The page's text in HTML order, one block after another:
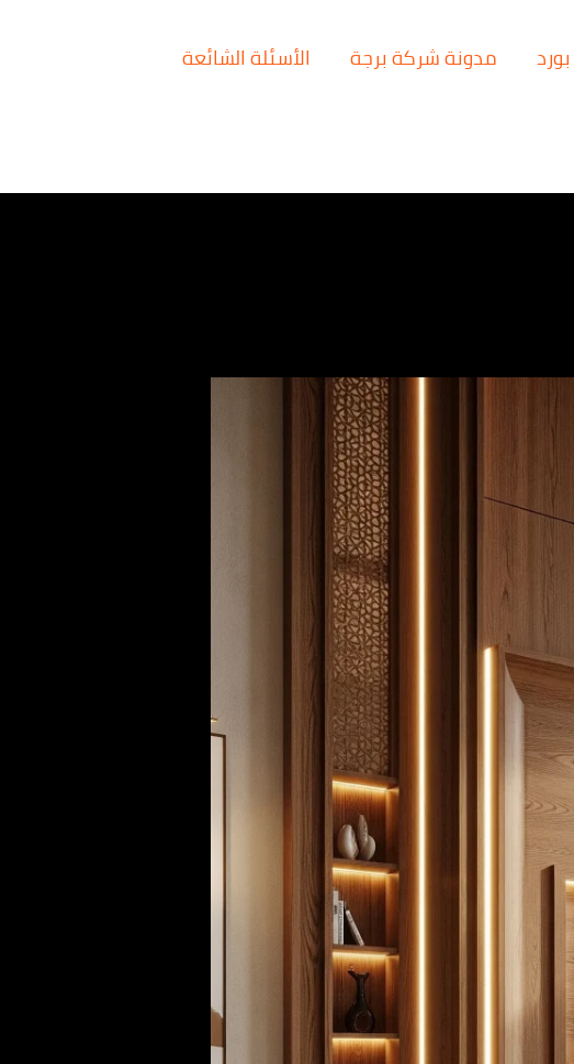
مدونة شركة برجة الأسئلة الشائعة